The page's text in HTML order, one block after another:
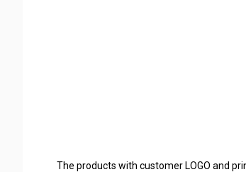
The products with customer LOGO and